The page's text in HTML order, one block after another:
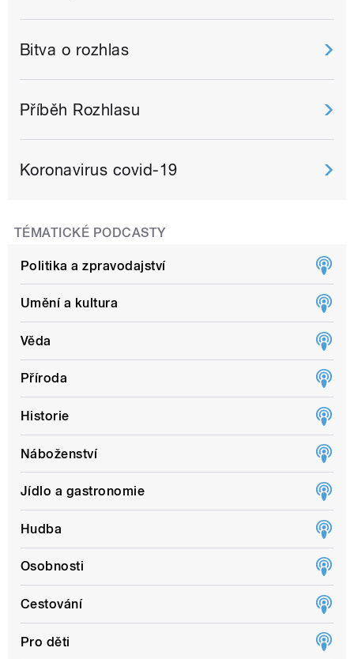
Bitva o rozhlas
Příběh Rozhlasu
Koronavirus covid-19
TÉMATICKÉ PODCASTY
Politika a zpravodajství
Umění a kultura
Věda
Příroda
Historie
Náboženství
Jídlo a gastronomie
Hudba
Osobnosti
Cestování
Pro děti